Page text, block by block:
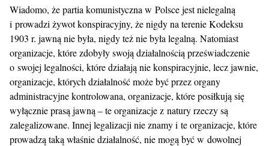
Wiadomo, że partia komunistyczna w Polsce jest nielegalną
i prowadzi żywot konspiracyjny, że nigdy na terenie Kodeksu
1903 r. jawną nie była, nigdy też nie była legalną. Natomiast
organizacje, które zdobyły swoją działalnością przeświadczenie
o swojej legalności, które działają nie konspiracyjnie, lecz jawnie,
organizacje, których działalność może być przez organy
administracyjne kontrolowana, organizacje, które posiłkują się
wyłącznie prasą jawną – te organizacje z natury rzeczy są
zalegalizowane. Innej legalizacji nie znamy i te organizacje, które
prowadzą taką właśnie działalność, nie mogą być w dowolnej